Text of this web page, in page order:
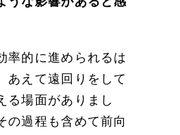
率的に進められるは
あえて遠回りをして
る場面がありまし
の過程も含めて前向